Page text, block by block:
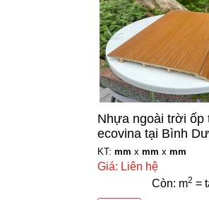
Nhựa ngoài trời ốp
ecovina tại Bình
KT: mm x mm x mm
Giá: Liên hệ
Còn: m2 =